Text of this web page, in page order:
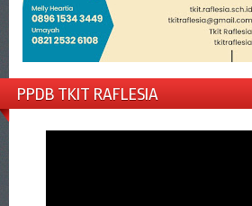
PPDB TKIT RAFLESIA